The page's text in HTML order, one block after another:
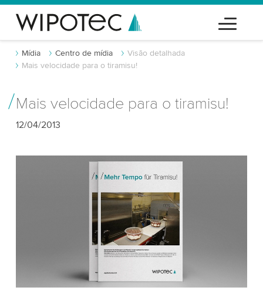
Mídia Centro de mídia
Visão detalhada
Mais velocidade para o tiramisu!
Mais velocidade para o tiramisu!
12/04/2013